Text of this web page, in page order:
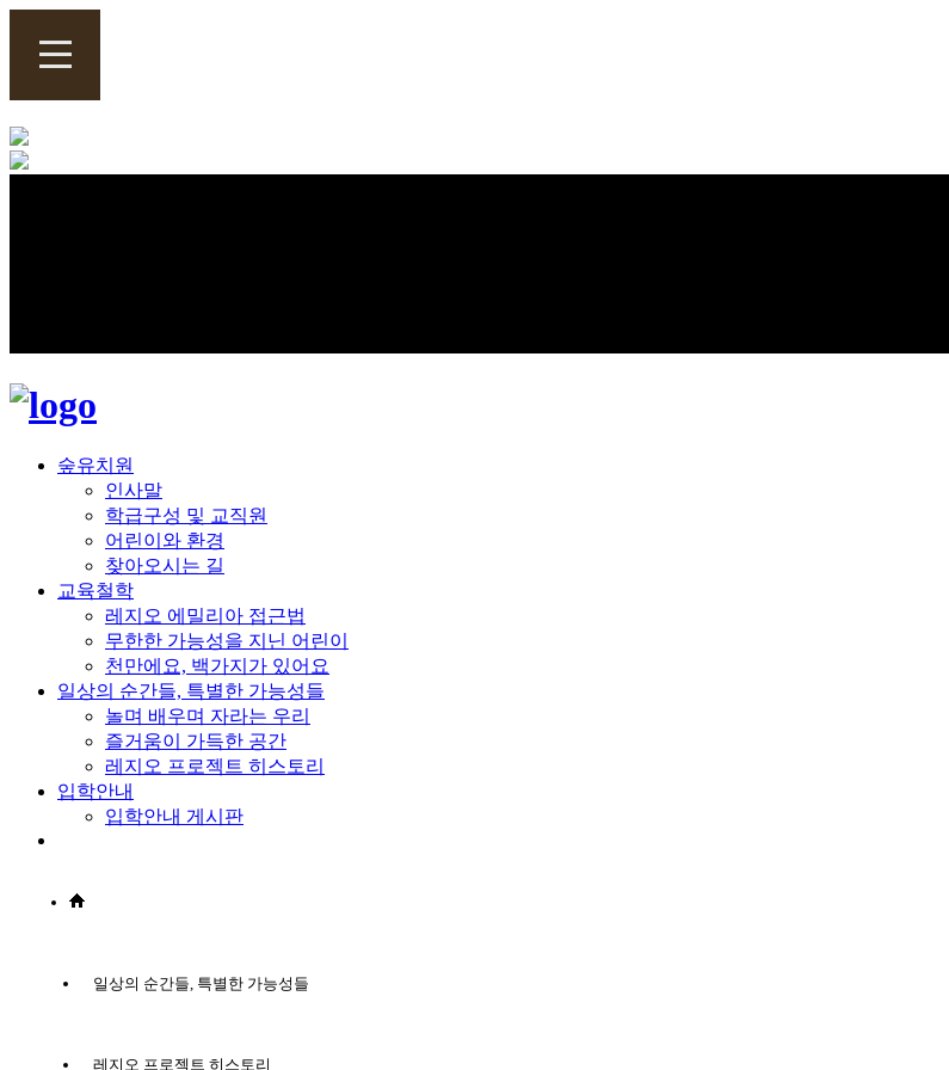
숲유치원
인사말
학급구성 및 교직원
어린이와 환경
찾아오시는 길
교육철학
레지오 에밀리아 접근법
무한한 가능성을 지닌 어린이
천만에요, 백가지가 있어요
일상의 순간들, 특별한 가능성들
놀며 배우며 자라는 우리
즐거움이 가득한 공간
레지오 프로젝트 히스토리
입학안내
입학안내 게시판
일상의 순간들, 특별한 가능성들
레지오 프로젝트 히스토리